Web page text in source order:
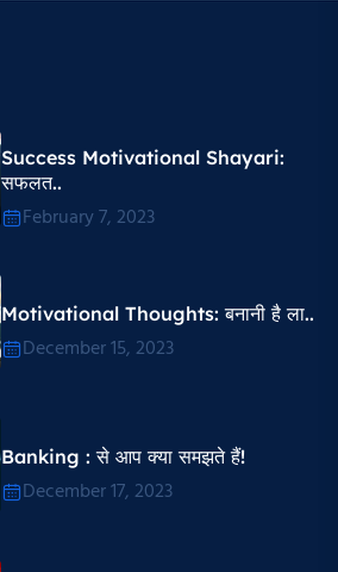
Success Motivational Shayari​:
सफलत..
February 7, 2023
Motivational Thoughts​: बनानी है ला..
December 15, 2023
Banking : से आप क्या समझते हैं!
December 17, 2023